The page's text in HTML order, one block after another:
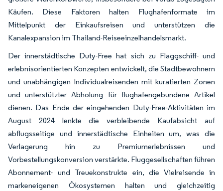
Käufen. Diese Faktoren halten Flughafenformate im
Mittelpunkt der Einkaufsreisen und unterstützen die
Kanalexpansion im Thailand-Reiseeinzelhandelsmarkt.
Der innerstädtische Duty-Free hat sich zu Flaggschiff- und
erlebnisorientierten Konzepten entwickelt, die Stadtbewohnern
und unabhängigen Individualreisenden mit kuratierten Zonen
und unterstützter Abholung für flughafengebundene Artikel
dienen. Das Ende der eingehenden Duty-Free-Aktivitäten im
August 2024 lenkte die verbleibende Kaufabsicht auf
abflugsseitige und innerstädtische Einheiten um, was die
Verlagerung hin zu Premiumerlebnissen und
Vorbestellungskonversion verstärkte. Fluggesellschaften führen
Abonnement- und Treuekonstrukte ein, die Vielreisende in
markeneigenen Ökosystemen halten und gleichzeitig